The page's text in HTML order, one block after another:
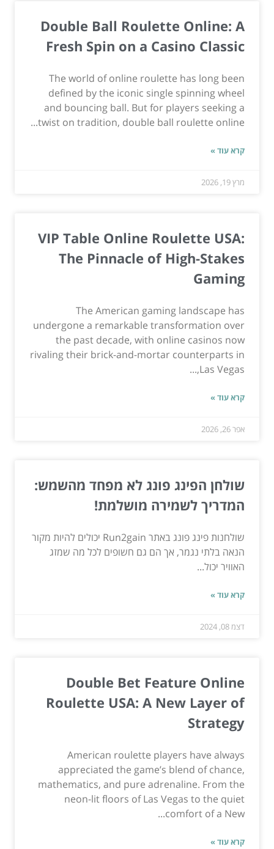
Double Ball Roulette Online: A
Fresh Spin on a Casino Classic
The world of online roulette has long been
defined by the iconic single spinning wheel
and bouncing ball. But for players seeking a
twist on tradition, double ball roulette online...
קרא עוד »
מרץ 19, 2026
VIP Table Online Roulette USA:
The Pinnacle of High-Stakes
Gaming
The American gaming landscape has
undergone a remarkable transformation over
the past decade, with online casinos now
rivaling their brick-and-mortar counterparts in
Las Vegas,...
קרא עוד »
אפר 26, 2026
שולחן הפינג פונג לא מפחד מהשמש:
המדריך לשמירה מושלמת!
שולחנות פינג פונג באתר Run2gain יכולים להיות מקור
הנאה בלתי נגמר, אך הם גם חשופים לכל מה שמזג
האוויר יכול...
קרא עוד »
דצמ 08, 2024
Double Bet Feature Online
Roulette USA: A New Layer of
Strategy
American roulette players have always
appreciated the game’s blend of chance,
mathematics, and pure adrenaline. From the
neon-lit floors of Las Vegas to the quiet
comfort of a New...
קרא עוד »